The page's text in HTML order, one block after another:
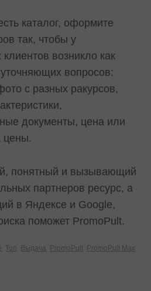
каталог, оформите
так, чтобы у
возникло как
вопросов:
с разных ракурсов,
документы, цена или
цены.
понятный и вызывающий
партнеров ресурс, а
в Яндексе и Google,
поможет PromoPult.
Топ Выдача PromoPult PromoPult Max